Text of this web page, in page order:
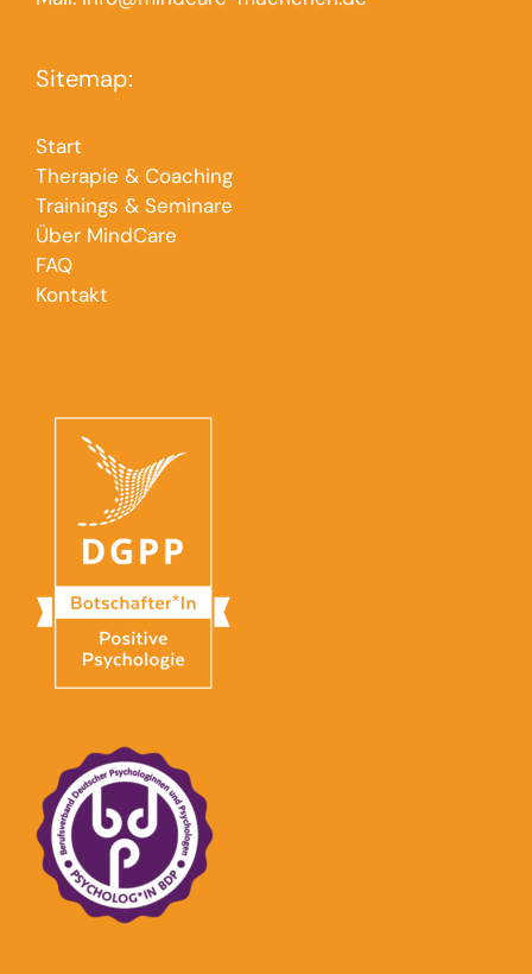
Sitemap:
Start
Therapie & Coaching
Trainings & Seminare
Über MindCare
FAQ
Kontakt